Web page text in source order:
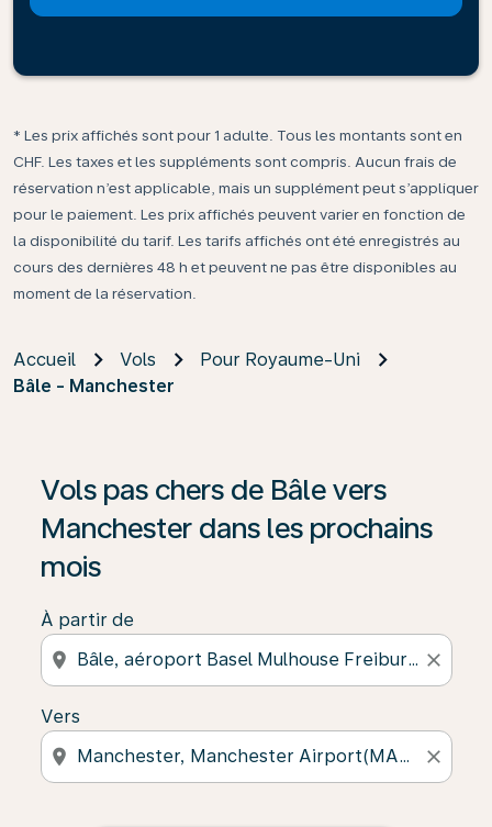
* Les prix affichés sont pour 1 adulte. Tous les montants sont en
CHF. Les taxes et les suppléments sont compris. Aucun frais de
réservation n’est applicable, mais un supplément peut s’appliquer
pour le paiement. Les prix affichés peuvent varier en fonction de
la disponibilité du tarif. Les tarifs affichés ont été enregistrés au
cours des dernières 48 h et peuvent ne pas être disponibles au
moment de la réservation.
Accueil Vols
Pour Royaume-Uni
Bâle - Manchester
Vols pas chers de Bâle vers
Manchester dans les prochains
mois
À partir de
location_on close
Vers
location_on close